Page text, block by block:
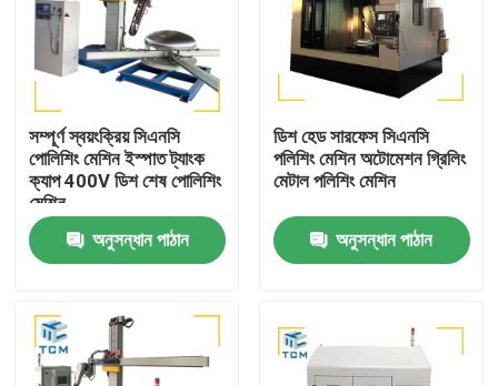
পণ্য
সম্পূর্ণ স্বয়ংক্রিয় সিএনসি
পোলিশিং মেশিন ইস্পাত ট্যাংক
ক্যাপ 400V ডিশ শেষ পোলিশিং
মেশিন
অনুসন্ধান পাঠান
ডিশ হেড সারফেস সিএনসি
পলিশিং মেশিন অটোমেশন গ্রিলিং
মেটাল পলিশিং মেশিন
অনুসন্ধান পাঠান